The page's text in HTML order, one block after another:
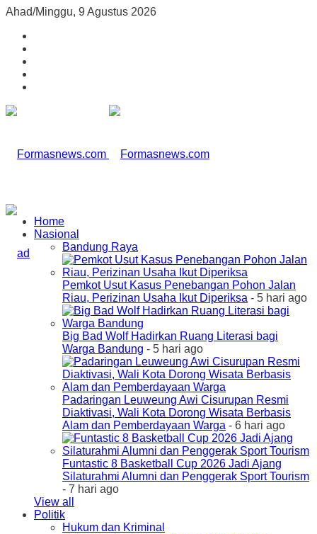
Ahad/Minggu, 9 Agustus 2026
Home
Nasional
Bandung Raya
Pemkot Usut Kasus Penebangan Pohon Jalan
Riau, Perizinan Usaha Ikut Diperiksa - 5 hari ago
Big Bad Wolf Hadirkan Ruang Literasi bagi
Warga Bandung - 5 hari ago
Padaringan Leuweung Awi Cisurupan Resmi
Diaktivasi, Wali Kota Dorong Wisata Berbasis
Alam dan Pemberdayaan Warga - 6 hari ago
Funtastic 8 Basketball Cup 2026 Jadi Ajang
Silaturahmi Alumni dan Penggerak Sport Tourism
- 7 hari ago
View all
Politik
Hukum dan Kriminal